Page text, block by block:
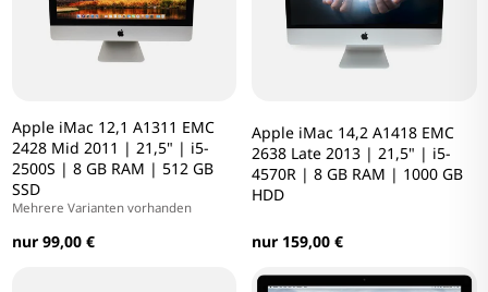
Apple iMac 12,1 A1311 EMC
2428 Mid 2011 | 21,5" | i5-
2500S | 8 GB RAM | 512 GB
SSD
Mehrere Varianten vorhanden
nur 99,00 €
Apple iMac 14,2 A1418 EMC
2638 Late 2013 | 21,5" | i5-
4570R | 8 GB RAM | 1000 GB
HDD
nur 159,00 €